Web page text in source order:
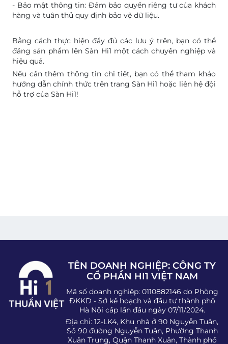
- Bảo mật thông tin: Đảm bảo quyền riêng tư của khách
hàng và tuân thủ quy định bảo vệ dữ liệu.
Bằng cách thực hiện đầy đủ các lưu ý trên, bạn có thể
đăng sản phẩm lên Sàn Hi1 một cách chuyên nghiệp và
hiệu quả.
Nếu cần thêm thông tin chi tiết, bạn có thể tham khảo
hướng dẫn chính thức trên trang Sàn Hi1 hoặc liên hệ đội
hỗ trợ của Sàn Hi1!
TÊN DOANH NGHIỆP: CÔNG TY
CỔ PHẦN HI1 VIỆT NAM
Mã số doanh nghiệp: 0110882146 do Phòng
ĐKKD - Sở kế hoạch và đầu tư thành phố
Hà Nội cấp lần đầu ngày 07/11/2024.
Địa chỉ: 12-LK4, Khu nhà ở 90 Nguyễn Tuân,
Số 90 đường Nguyễn Tuân, Phường Thanh
Xuân Trung, Quận Thanh Xuân, Thành phố